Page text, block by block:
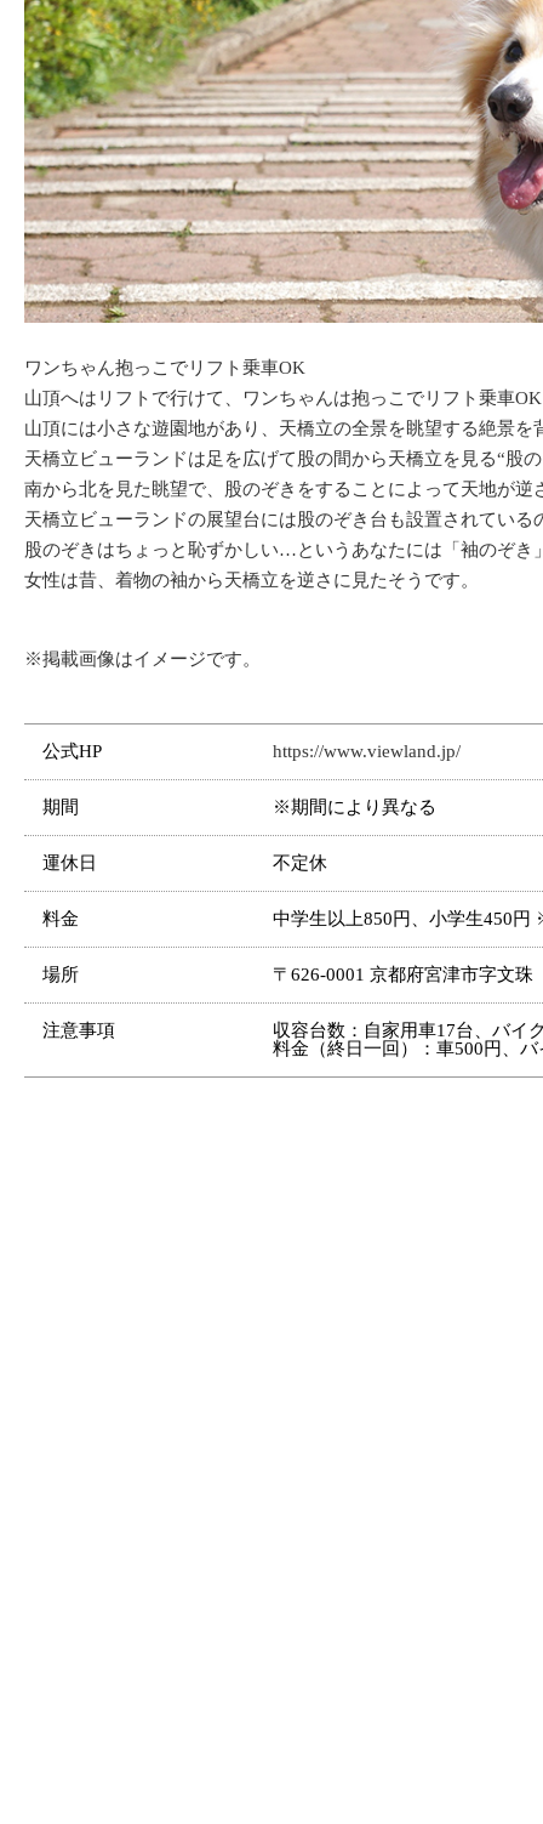
ワンちゃん抱っこでリフト乗車OK
山頂へはリフトで行けて、ワンちゃんは抱っこでリフト乗車
山頂には小さな遊園地があり、天橋立の全景を眺望する絶景
天橋立ビューランドは足を広げて股の間から天橋立を見る“股
南から北を見た眺望で、股のぞきをすることによって天地が
天橋立ビューランドの展望台には股のぞき台も設置されてい
股のぞきはちょっと恥ずかしい…というあなたには「袖のぞき
女性は昔、着物の袖から天橋立を逆さに見たそうです。
※掲載画像はイメージです。
公式HP https://www.viewland.jp/
期間 ※期間により異なる
運休日 不定休
料金 中学生以上850円、小学生450
場所 〒626-0001 京都府宮津市字文珠
注意事項
収容台数：自家用車17台、バイ
料金（終日一回）：車500円、